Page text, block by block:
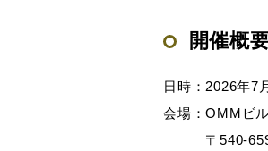
開催概
日時：2026年
会場：OMMビ
〒540-